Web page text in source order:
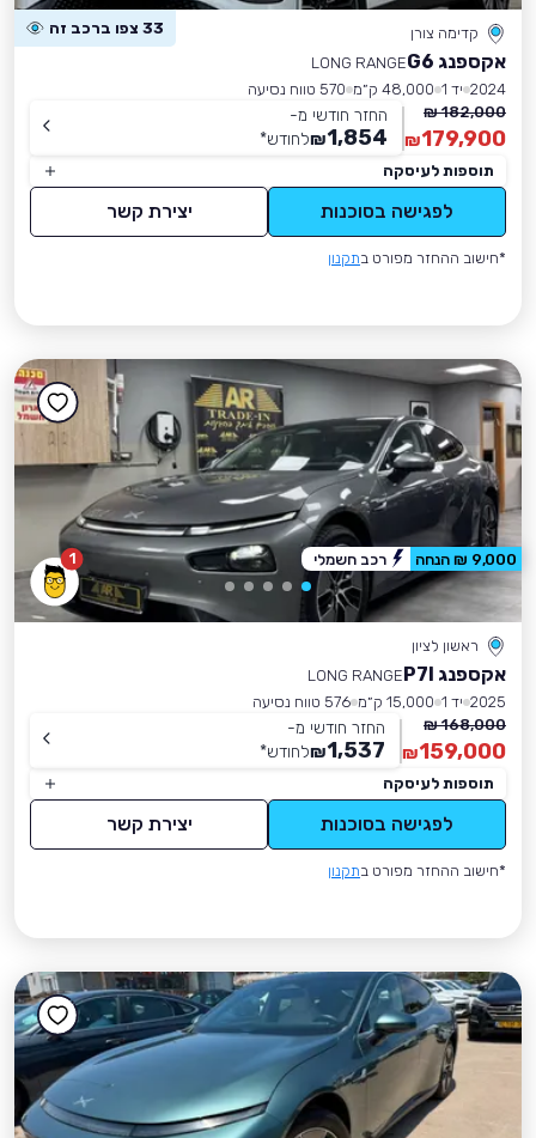
קדימה צורן 33 צפו ברכב זה
אקספנג G6
LONG RANGE
2024 יד 1 48,000 ק״מ
570 טווח נסיעה
182,000 ₪
179,900
₪
החזר חודשי מ-
1,854
₪לחודש*
תוספות לעיסקה
לפגישה בסוכנות יצירת קשר
*חישוב ההחזר מפורט בתקנון
1
ראשון לציון
אקספנג P7I
LONG RANGE
2025 יד 1 15,000 ק״מ
576 טווח נסיעה
168,000 ₪
159,000
₪
החזר חודשי מ-
1,537
₪לחודש*
תוספות לעיסקה
לפגישה בסוכנות יצירת קשר
*חישוב ההחזר מפורט בתקנון
9,000 ₪ הנחה רכב חשמלי